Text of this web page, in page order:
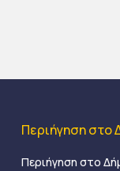
Περιήγηση στο
Περιήγηση στο